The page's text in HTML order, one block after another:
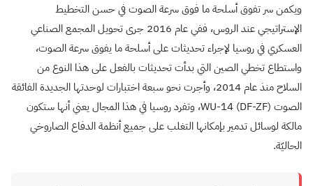
ويكمن سر تفوق أسلحة ما فوق سرعة الصوت في حسن التخطيط
الإستراتيجي عند الروس، ففي عام 2016 جرى تحويل المجمع الصناعي
العسكري في روسيا لإجراء تحديثات على أسلحة ما يفوق سرعة الصوت،
واستطاع تخطي الصين التي بدأت تحديثات بالفعل على هذا النوع من
السلاح منذ عام 2014، وأجرت نحو سبعة اختبارات لوحدتها الجديدة الفائقة
الصوت WU-14 (DF-ZF)، وتفرد روسيا في هذا المجال يعني أنها ستكون
مالكة لوسائل تدمير بإمكانها التغلب على جميع أنظمة الدفاع الصاروخي
الحاليّة.